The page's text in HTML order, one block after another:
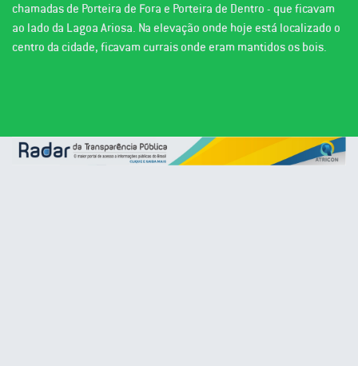
chamadas de Porteira de Fora e Porteira de Dentro - que ficavam
ao lado da Lagoa Ariosa. Na elevação onde hoje está localizado o
centro da cidade, ficavam currais onde eram mantidos os bois.